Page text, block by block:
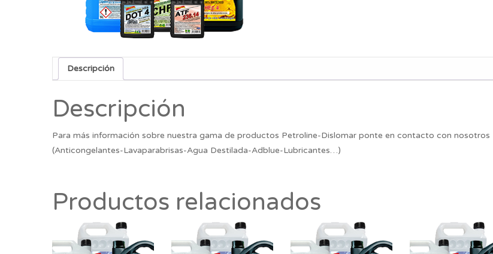
Descripción
Descripción
Para más información sobre nuestra gama de productos Petroline-Dislomar ponte en contacto con nosotros
(Anticongelantes-Lavaparabrisas-Agua Destilada-Adblue-Lubricantes…)
Productos relacionados